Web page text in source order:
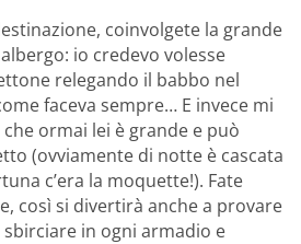
coinvolgete la grande
io credevo volesse
relegando il babbo nel
faceva sempre… E invece mi
ormai lei è grande e può
(ovviamente di notte è cascata
c’era la moquette!). Fate
così si divertirà anche a provare
in ogni armadio e